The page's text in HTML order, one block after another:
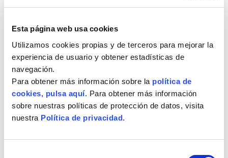
Esta página web usa cookies
Utilizamos cookies propias y de terceros para mejorar la
experiencia de usuario y obtener estadísticas de
navegación.
Para obtener más información sobre la política de
cookies, pulsa aquí. Para obtener más información
sobre nuestras políticas de protección de datos, visita
nuestra Política de privacidad.